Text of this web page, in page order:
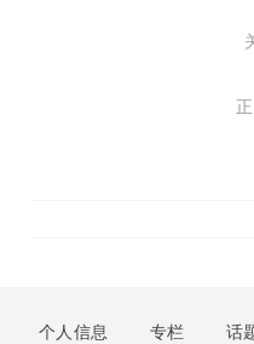
个人信息 专栏 话